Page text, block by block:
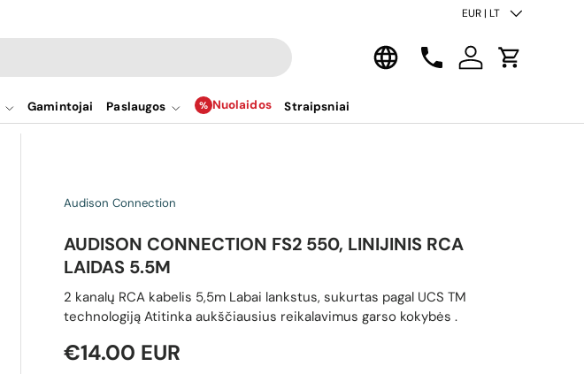
Šalis/regionas
EUR | LT
Kalba
KontaktaiPrisijungtiKrepšelis
Gamintojai Paslaugos Nuolaidos Straipsniai
Audison Connection
AUDISON CONNECTION FS2 550, LINIJINIS RCA
LAIDAS 5.5M
2 kanalų RCA kabelis 5,5m Labai lankstus, sukurtas pagal UCS TM
technologiją Atitinka aukščiausius reikalavimus garso kokybės .
Reguliari kaina
€14.00 EUR